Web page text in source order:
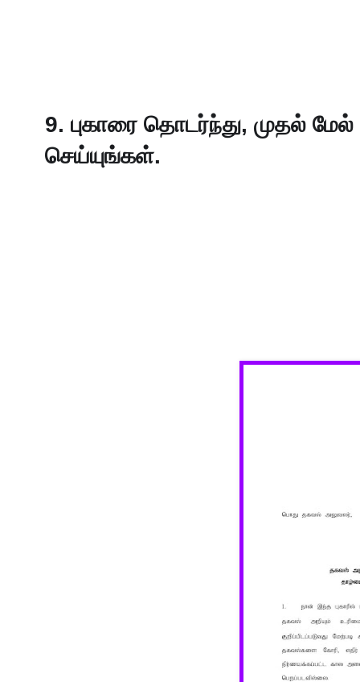
9. புகாரை தொடர்ந்து, முதல்
செய்யுங்கள்.